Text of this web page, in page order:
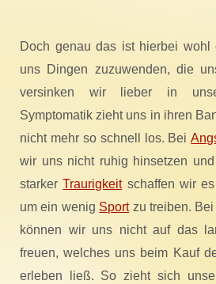
Doch genau das ist hierbei wohl
uns Dingen zuzuwenden, die
versinken wir lieber in
Symptomatik zieht uns in ihren
nicht mehr so schnell los. Bei
wir uns nicht ruhig hinsetzen
starkerTraurigkeitschaffen wir
um ein wenig Sportzu treiben. Bei
können wir uns nicht auf das
freuen, welches uns beim Kauf
erleben ließ. So zieht sich